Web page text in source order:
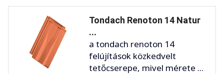
Tondach Renoton 14 Natur
...
a tondach renoton 14
felújítások közkedvelt
tetőcserepe, mivel mérete ...